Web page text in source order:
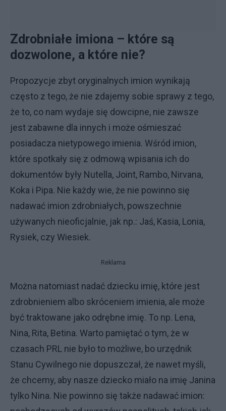
Zdrobniałe imiona – które są
dozwolone, a które nie?
Propozycje zbyt oryginalnych imion wynikają
często z tego, że nie zdajemy sobie sprawy z tego,
że to, co nam wydaje się dowcipne, nie zawsze
jest zabawne dla innych i może ośmieszać
posiadacza nietypowego imienia. Wśród imion,
które spotkały się z odmową wpisania ich do
dokumentów były Nutella, Joint, Rambo, Nirvana,
Koka i Pipa. Nie każdy wie, że nie powinno się
nadawać imion zdrobniałych, powszechnie
używanych nieoficjalnie, jak np.: Jaś, Kasia, Lonia,
Rysiek, czy Wiesiek.
Reklama
Można natomiast nadać dziecku imię, które jest
zdrobnieniem albo skróceniem imienia, ale może
być traktowane jako odrębne imię. To np. Lena,
Nina, Rita, Betina. Warto pamiętać o tym, że w
czasach PRL nie było to możliwe, bo urzędnik
Stanu Cywilnego nie dopuszczał, że nawet myśli,
że chcemy, aby nasze dziecko miało na imię Janina
tylko Nina. Nie powinno się także nadawać imion: